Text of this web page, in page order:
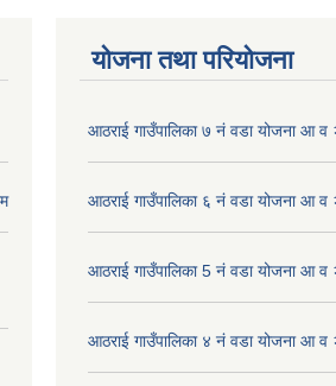
योजना तथा परियोजना
आठराई गाउँपालिका ७ नं वडा योजना आ
आठराई गाउँपालिका ६ नं वडा योजना आ
आठराई गाउँपालिका 5 नं वडा योजना आ
आठराई गाउँपालिका ४ नं वडा योजना आ